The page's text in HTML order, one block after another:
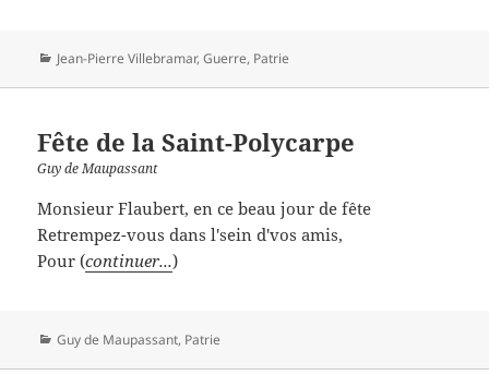
Catégories
Jean-Pierre Villebramar,Guerre, Patrie
Fête de la Saint-Polycarpe
Guy de Maupassant
Monsieur Flaubert, en ce beau jour de fête
Retrempez-vous dans l'sein d'vos amis,
Pour (continuer...)
Catégories
Guy de Maupassant, Patrie